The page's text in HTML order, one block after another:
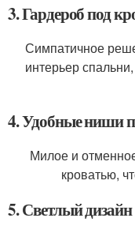
3. Гардероб под
Симпатичное
интерьер
4. Удобные ниши
Милое и
кроватью,
5. Светлый